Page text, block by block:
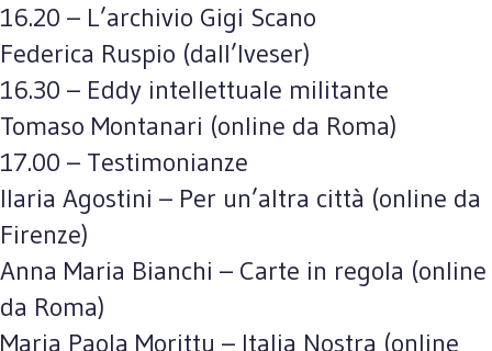
16.20 – L’archivio Gigi Scano
Federica Ruspio (dall’Iveser)
16.30 – Eddy intellettuale militante
Tomaso Montanari (online da Roma)
17.00 – Testimonianze
Ilaria Agostini – Per un’altra città (online da
Firenze)
Anna Maria Bianchi – Carte in regola (online
da Roma)
Maria Paola Morittu – Italia Nostra (online